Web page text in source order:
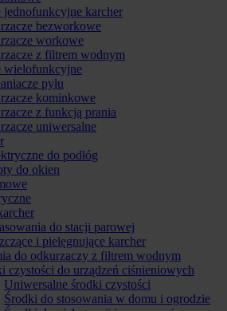
jednofunkcyjne karcher
bezworkowe
workowe
z filtrem wodnym
wielofunkcyjne
pyłu
kominkowe
z funkcją prania
uniwersalne
do podłóg
do okien
do stacji parowej
i pielęgnujące karcher
do odkurzaczy z filtrem wodnym
czystości do urządzeń ciśnieniowych
Uniwersalne środki czystości
Środki do stosowania w domu i ogrodzie